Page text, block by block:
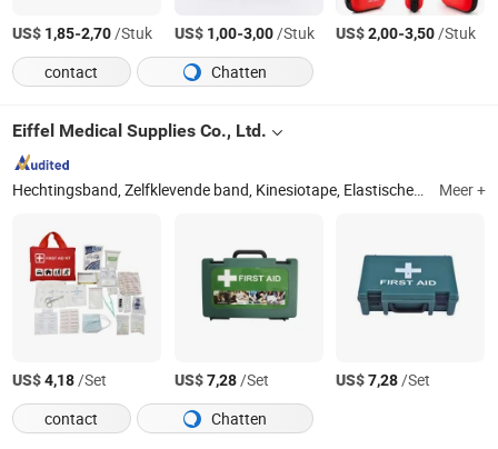
US$ 1,85-2,70/Stuk US$ 1,00-3,00/Stuk US$2,00-3,50/Stuk
contact
Chatten
Eiffel Medical Supplies Co., Ltd.
Hechtingsband, Zelfklevende band, Kinesiotape, Elastische band, Schuimonderlaag, Driehoekige band, Nooddeken, Gevechtstoilet, Verbandschaar, EHBO-kit Meer +
US$4,18/Set US$7,28/Set US$7,28/Set
contact
Chatten